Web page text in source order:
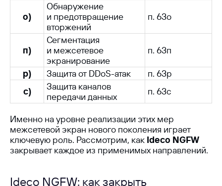
о)
Обнаружение
и предотвращение
вторжений
п. 63о
п)
Сегментация
и межсетевое
экранирование
п. 63п
р) Защита от DDoS-атак
п. 63р
с)
Защита каналов
передачи данных
п. 63с
Именно на уровне реализации этих мер
межсетевой экран нового поколения играет
ключевую роль. Рассмотрим, как Ideco NGFW
закрывает каждое из применимых направлений.
Ideco NGFW: как закрыть